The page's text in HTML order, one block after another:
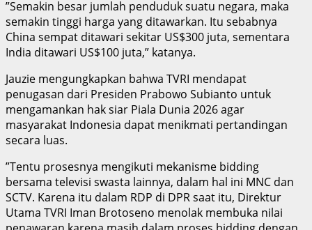
‎”Semakin besar jumlah penduduk suatu negara, maka
semakin tinggi harga yang ditawarkan. Itu sebabnya
China sempat ditawari sekitar US$300 juta, sementara
India ditawari US$100 juta,” katanya.
‎Jauzie mengungkapkan bahwa TVRI mendapat
penugasan dari Presiden Prabowo Subianto untuk
mengamankan hak siar Piala Dunia 2026 agar
masyarakat Indonesia dapat menikmati pertandingan
secara luas.
‎”Tentu prosesnya mengikuti mekanisme bidding
bersama televisi swasta lainnya, dalam hal ini MNC dan
SCTV. Karena itu dalam RDP di DPR saat itu, Direktur
Utama TVRI Iman Brotoseno menolak membuka nilai